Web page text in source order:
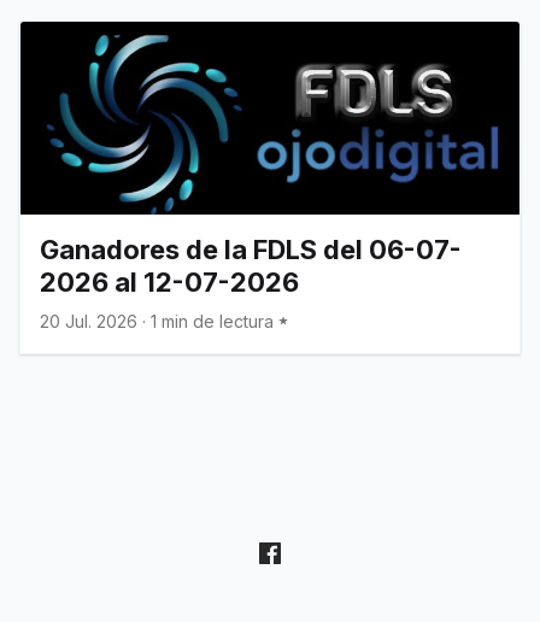
Ganadores de la FDLS del 06-07-
2026 al 12-07-2026
20 Jul. 2026 · 1 min de lectura